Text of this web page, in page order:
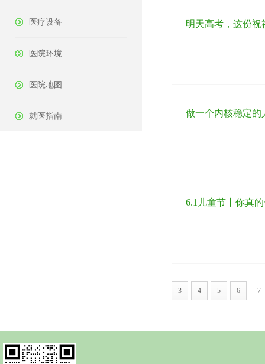
医疗设备
医院环境
医院地图
就医指南
明天高考，这份
做一个内核稳定的
6.1儿童节丨你真
3 4 5 6 7